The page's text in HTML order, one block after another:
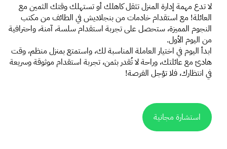
لا تدع مهمة إدارة المنزل تثقل كاهلك أو تستهلك وقتك الثمين مع
العائلة! مع استقدام خادمات من بنجلاديش في الطائف من مكتب
النجوم المميزة، ستحصل على تجربة استقدام سلسة، آمنة، واحترافية
من اليوم الأول.
ابدأ اليوم في اختيار العاملة المناسبة لك، واستمتع بمنزل منظم، وقت
هادئ مع عائلتك، وراحة لا تُقدر بثمن، تجربة استقدام موثوقة وسريعة
في انتظارك، فلا تؤجل الفرصة!
استشارة مجانية